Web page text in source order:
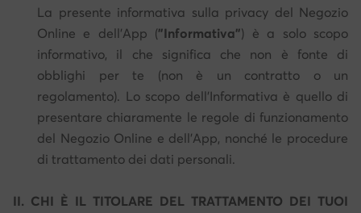
La presente informativa sulla privacy del Negozio
Online e dell'App ("Informativa") è a solo scopo
informativo, il che significa che non è fonte di
obblighi per te (non è un contratto o un
regolamento). Lo scopo dell'Informativa è quello di
presentare chiaramente le regole di funzionamento
del Negozio Online e dell'App, nonché le procedure
di trattamento dei dati personali.
II. CHI È IL TITOLARE DEL TRATTAMENTO DEI TUOI